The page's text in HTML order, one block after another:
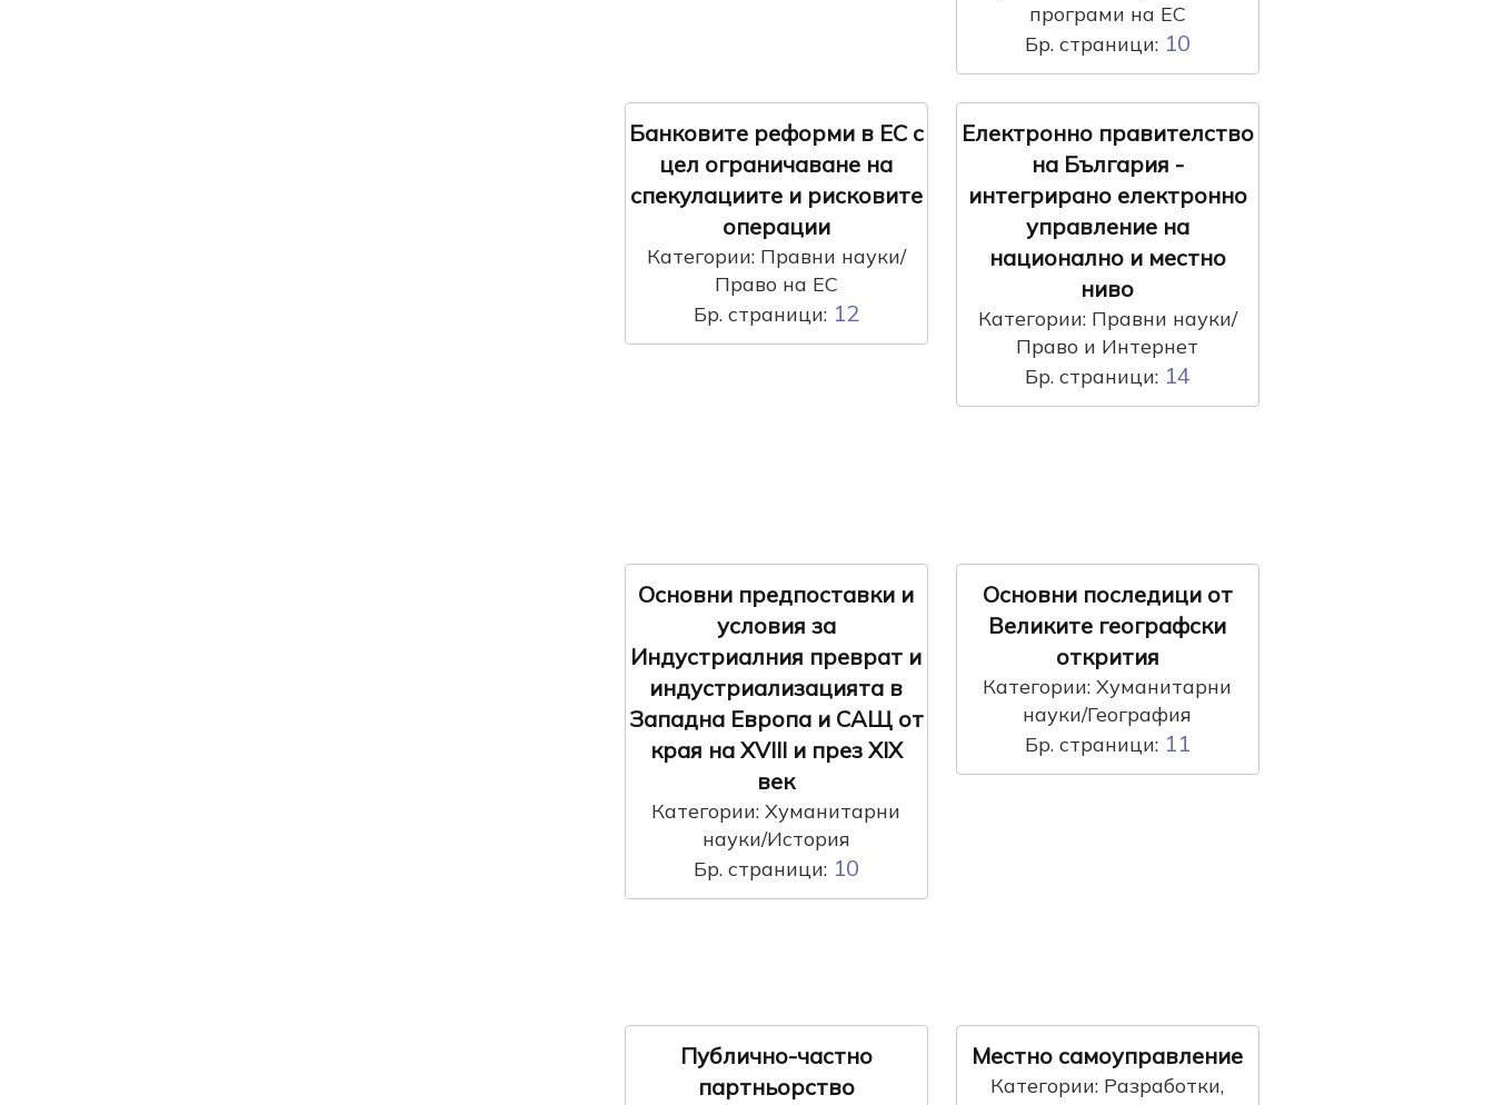
програми на ЕС
Бр. страници: 10
Банковите реформи в ЕС с
цел ограничаване на
спекулациите и рисковите
операции
Категории: Правни науки/
Право на ЕС
Бр. страници: 12
Електронно правителство
на България -
интегрирано електронно
управление на
национално и местно
ниво
Категории: Правни науки/
Право и Интернет
Бр. страници: 14
Основни предпоставки и
условия за
Индустриалния преврат и
индустриализацията в
Западна Европа и САЩ от
края на XVIII и през XIX
век
Категории: Хуманитарни
науки/История
Бр. страници: 10
Oсновни последици от
Великите географски
открития
Категории: Хуманитарни
науки/География
Бр. страници: 11
Публично-частно
партньорство
Местно самоуправление
Категории: Разработки,